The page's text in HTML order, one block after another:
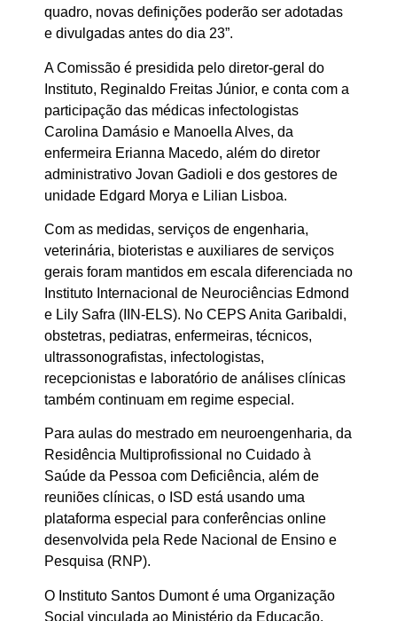
quadro, novas definições poderão ser adotadas
e divulgadas antes do dia 23”.
A Comissão é presidida pelo diretor-geral do
Instituto, Reginaldo Freitas Júnior, e conta com a
participação das médicas infectologistas
Carolina Damásio e Manoella Alves, da
enfermeira Erianna Macedo, além do diretor
administrativo Jovan Gadioli e dos gestores de
unidade Edgard Morya e Lilian Lisboa.
Com as medidas, serviços de engenharia,
veterinária, bioteristas e auxiliares de serviços
gerais foram mantidos em escala diferenciada no
Instituto Internacional de Neurociências Edmond
e Lily Safra (IIN-ELS). No CEPS Anita Garibaldi,
obstetras, pediatras, enfermeiras, técnicos,
ultrassonografistas, infectologistas,
recepcionistas e laboratório de análises clínicas
também continuam em regime especial.
Para aulas do mestrado em neuroengenharia, da
Residência Multiprofissional no Cuidado à
Saúde da Pessoa com Deficiência, além de
reuniões clínicas, o ISD está usando uma
plataforma especial para conferências online
desenvolvida pela Rede Nacional de Ensino e
Pesquisa (RNP).
O Instituto Santos Dumont é uma Organização
Social vinculada ao Ministério da Educação.